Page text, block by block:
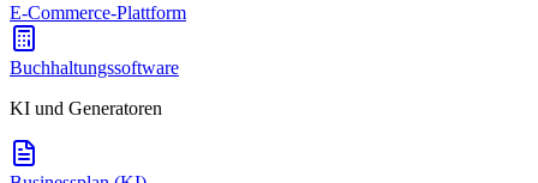
E-Commerce-Plattform
Buchhaltungssoftware
KI und Generatoren